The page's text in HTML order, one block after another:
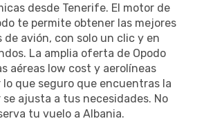
desde Tenerife. El motor de
te permite obtener las mejores
avión, con solo un clic y en
La amplia oferta de Opodo
aéreas low cost y aerolíneas
que seguro que encuentras la
ajusta a tus necesidades. No
tu vuelo a Albania.